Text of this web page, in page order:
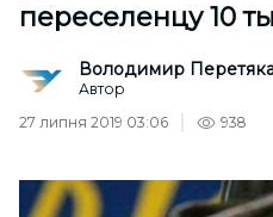
переселенцу 10
Володимир
Автор
27 липня 2019 03:06
938